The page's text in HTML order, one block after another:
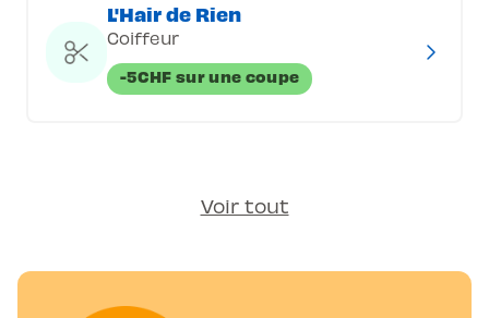
L'Hair de Rien
Coiffeur
-5CHF sur une coupe
Voir tout